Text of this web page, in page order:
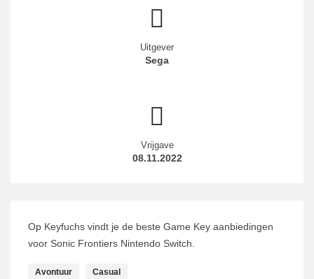
Uitgever
Sega
Vrijgave
08.11.2022
Op Keyfuchs vindt je de beste Game Key aanbiedingen
voor Sonic Frontiers Nintendo Switch.
Avontuur Casual